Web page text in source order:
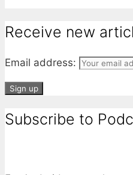
Receive new
Email address:
Subscribe to